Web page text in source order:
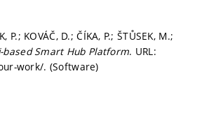
P.; KOVÁČ, D.; ČÍKA, P.; ŠTŮSEK, M.;
based Smart Hub Platform. URL:
work/. (Software)